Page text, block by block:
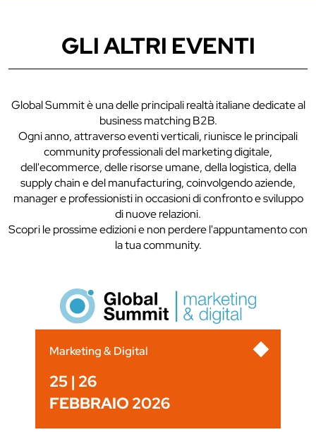
GLI ALTRI EVENTI
Global Summit è una delle principali realtà italiane dedicate al
business matching B2B.
Ogni anno, attraverso eventi verticali, riunisce le principali
community professionali del marketing digitale,
dell'ecommerce, delle risorse umane, della logistica, della
supply chain e del manufacturing, coinvolgendo aziende,
manager e professionisti in occasioni di confronto e sviluppo
di nuove relazioni.
Scopri le prossime edizioni e non perdere l'appuntamento con
la tua community.
Marketing & Digital
25 | 26
FEBBRAIO 2026